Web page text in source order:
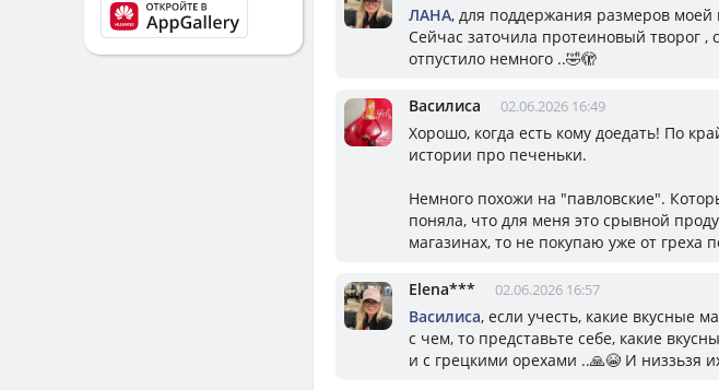
ЛАНА, для поддержания размеров моей
Сейчас заточила протеиновый творог
отпустило немного ..🤣🫣
Василиса 02.06.2026 16:49
Хорошо, когда есть кому доедать! По
истории про печеньки.
Немного похожи на "павловские".
поняла, что для меня это срывной
магазинах, то не покупаю уже от греха
Elena*** 02.06.2026 16:57
Василиса, если учесть, какие вкусные
с чем, то представьте себе, какие
и с грецкими орехами ..🙏😭 И низзьзя